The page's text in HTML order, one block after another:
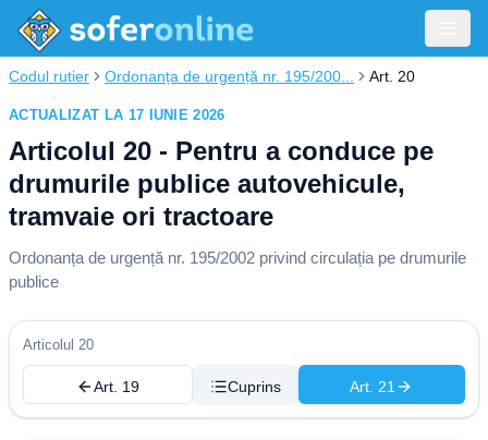
Codul rutier Ordonanța de urgență nr. 195/200... Art. 20
ACTUALIZAT LA 17 IUNIE 2026
Articolul 20 - Pentru a conduce pe
drumurile publice autovehicule,
tramvaie ori tractoare
Ordonanța de urgență nr. 195/2002 privind circulația pe drumurile
publice
Articolul 20
Art. 19 Cuprins Art. 21